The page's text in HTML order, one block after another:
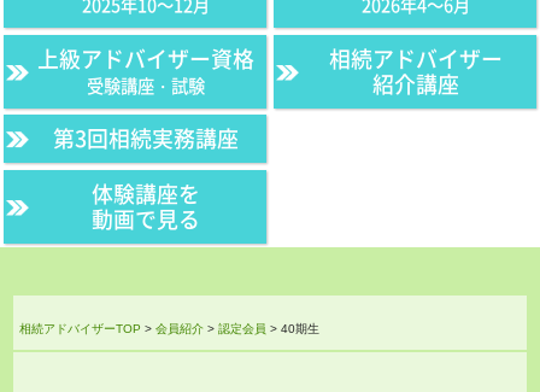
上級アドバイザー資格
受験講座・試験
第3回相続実務講座
相続アドバイザー
紹介講座
体験講座を
動画で見る
相続アドバイザーTOP >会員紹介 >認定会員 >40期生